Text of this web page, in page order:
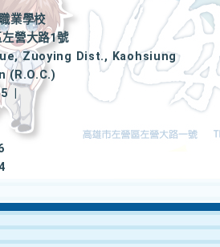
業學校
營大路1號
Zuoying Dist., Kaohsiung
(R.O.C.)
|